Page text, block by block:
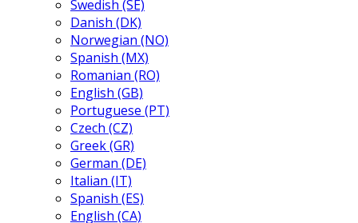
Swedish (SE)
Danish (DK)
Norwegian (NO)
Spanish (MX)
Romanian (RO)
English (GB)
Portuguese (PT)
Czech (CZ)
Greek (GR)
German (DE)
Italian (IT)
Spanish (ES)
English (CA)